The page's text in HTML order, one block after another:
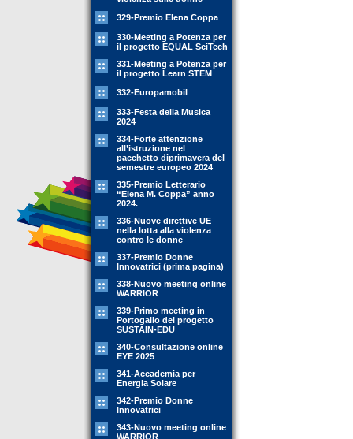
329-Premio Elena Coppa
330-Meeting a Potenza per
il progetto EQUAL SciTech
331-Meeting a Potenza per
il progetto Learn STEM
332-Europamobil
333-Festa della Musica
2024
334-Forte attenzione
all’istruzione nel
pacchetto diprimavera del
semestre europeo 2024
335-Premio Letterario
“Elena M. Coppa” anno
2024.
336-Nuove direttive UE
nella lotta alla violenza
contro le donne
337-Premio Donne
Innovatrici (prima pagina)
338-Nuovo meeting online
WARRIOR
339-Primo meeting in
Portogallo del progetto
SUSTAIN-EDU
340-Consultazione online
EYE 2025
341-Accademia per
Energia Solare
342-Premio Donne
Innovatrici
343-Nuovo meeting online
WARRIOR